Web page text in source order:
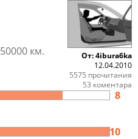
50000 км.
8
10
От: 4ibura6ka
12.04.2010
5575 прочитания
53 коментара